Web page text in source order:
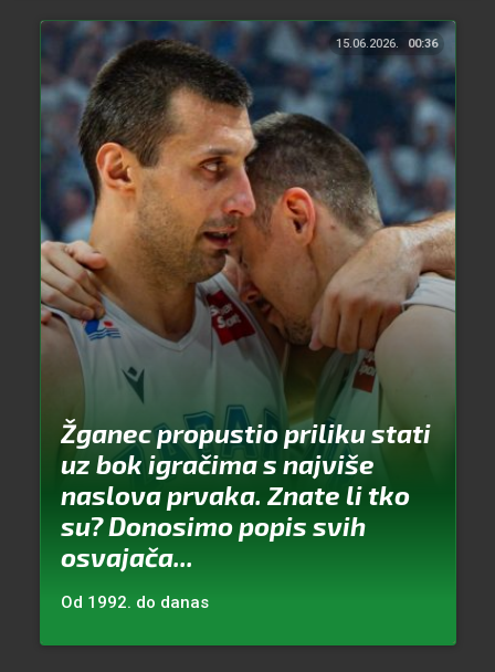
15.06.2026. 00:36
Žganec propustio priliku stati
uz bok igračima s najviše
naslova prvaka. Znate li tko
su? Donosimo popis svih
osvajača...
Od 1992. do danas